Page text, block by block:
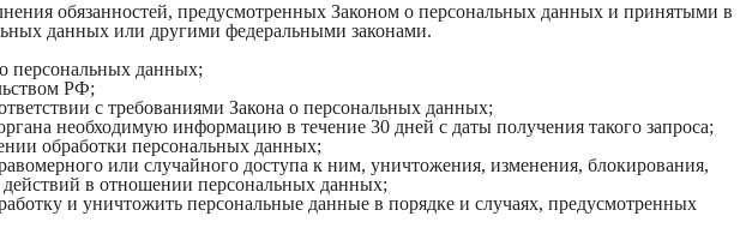
обязанностей, предусмотренных Законом о персональных данных и принятыми в
данных или другими федеральными законами.
персональных данных;
РФ;
с требованиями Закона о персональных данных;
необходимую информацию в течение 30 дней с даты получения такого запроса;
обработки персональных данных;
или случайного доступа к ним, уничтожения, изменения, блокирования,
в отношении персональных данных;
и уничтожить персональные данные в порядке и случаях, предусмотренных